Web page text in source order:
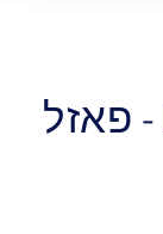
Botany Puzzle: Root - פאזל